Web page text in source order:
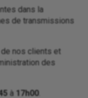
dans la
de transmissions
nos clients et
des
à 17h00.